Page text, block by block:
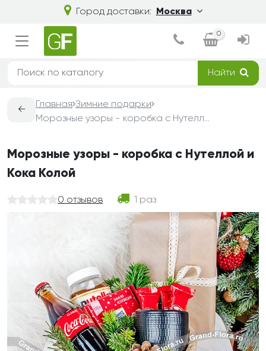
Город доставки: Москва
0
Найти
←
Главная Зимние подарки
Морозные узоры - коробка с Нутеллой и Кока Колой
Морозные узоры - коробка с Нутеллой и
Кока Колой
0 отзывов 1 раз